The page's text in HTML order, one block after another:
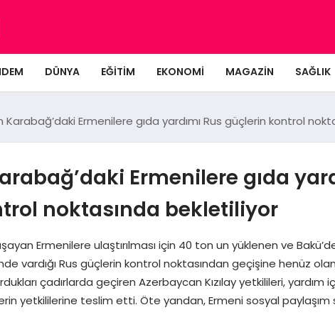
DÜNYA EĞITIM EKONOMI MAGAZIN SAĞLIK
Karabağ’daki Ermenilere gıda yardımı Rus güçlerin kontrol
Ermenilere gıda
noktasında bekletiliyor
Ermenilere ulaştırılması için 40 ton un yüklenen ve
vardığı Rus güçlerin kontrol noktasından geçişine henüz
çadırlarda geçiren Azerbaycan Kızılay yetkilileri, yardım
yetkililerine teslim etti. Öte yandan, Ermeni sosyal